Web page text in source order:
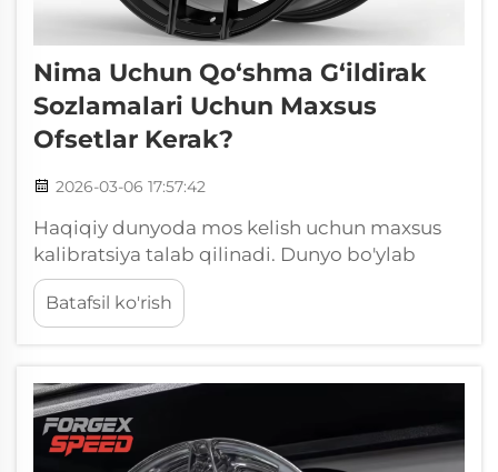
Nima Uchun Qo‘shma G‘ildirak
Sozlamalari Uchun Maxsus
Ofsetlar Kerak?
2026-03-06 17:57:42
Haqiqiy dunyoda mos kelish uchun maxsus
kalibratsiya talab qilinadi. Dunyo bo'ylab
tayyorlangan avtomobillar rasmlari va
videolarida qo'llaniladigan qo'shimcha
o'lchovli g'ildiraklar konfiguratsiyasini
majburiydir va maxsus ofsetlar majburiydir.
Masalan, 2025-yilgi Corvette C8 ni Miamidagi
haydovchi tomonidan yig'ilgan versiyasini
Batafsil ko'rish